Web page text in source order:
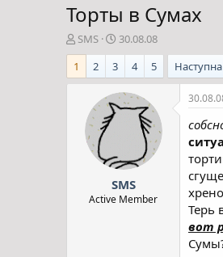
Торты в Сумах
А
в
т
о
SMS
Д
а
а
с
т
е
н
н
30.08.08
1
2 3 4 5 Наступна
SMS
Active Member
Терь
вот